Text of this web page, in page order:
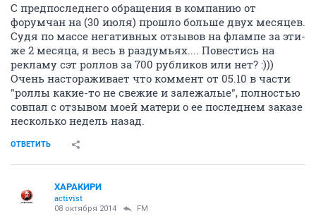
С предпоследнего обращения в компанию от
форумчан на (30 июля) прошло больше двух месяцев.
Судя по массе негативных отзывов на флампе за эти-
же 2 месяца, я весь в раздумьях.... Повестись на
рекламу сэт роллов за 700 рубликов или нет? :)))
Очень настораживает что коммент от 05.10 в части
"роллы какие-то не свежие и залежалые", полностью
совпал с отзывом моей матери о ее последнем заказе
несколько недель назад.
ОТВЕТИТЬ
ХАРАКИРИ
activist
08 октября 2014 FM